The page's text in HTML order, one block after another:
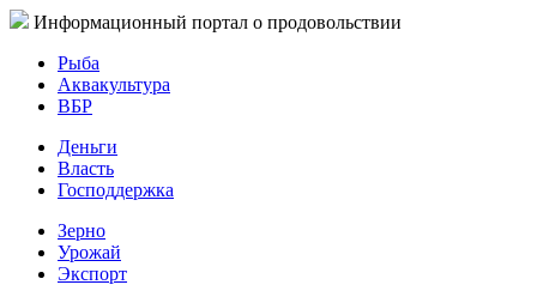
Информационный портал о продовольствии
Рыба
Аквакультура
ВБР
Деньги
Власть
Господдержка
Зерно
Урожай
Экспорт